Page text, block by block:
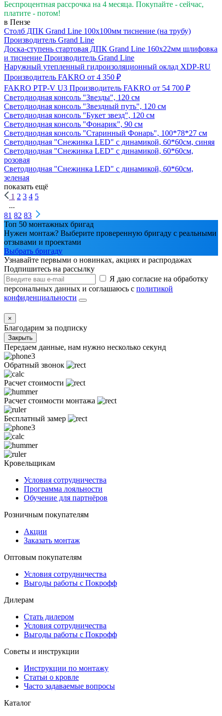
Беспроцентная рассрочка на 4 месяца. Покупайте - сейчас,
платите - потом!
в Пензе
Столб ДПК Grand Line 100х100мм тиснение (на трубу)
Производитель Grand Line
Доска-ступень стартовая ДПК Grand Line 160х22мм шлифовка
и тиснение Производитель Grand Line
Наружный утепленный гидроизоляционный оклад XDP-RU
Производитель FAKRO от 4 350 ₽
FAKRO PTP-V U3 Производитель FAKRO от 54 700 ₽
Светодиодная консоль "Звезды", 120 см
Светодиодная консоль "Звездный путь", 120 см
Светодиодная консоль "Букет звезд", 120 см
Светодиодная консоль "Фонарик", 90 см
Светодиодная консоль "Старинный Фонарь", 100*78*27 см
Светодиодная "Снежинка LED" с динамикой, 60*60см, синяя
Светодиодная "Снежинка LED" с динамикой, 60*60см,
розовая
Светодиодная "Снежинка LED" с динамикой, 60*60см,
зеленая
показать ещё
1 2 3 4 5
...
81 82 83
Топ 50 монтажных бригад
Нужен монтаж? Выберите проверенную бригаду с реальными
отзывами и проектами
Выбрать бригаду
Узнавайте первыми о новинках, акциях и распродажах
Подпишитесь на рассылку
Я даю согласие на обработку
персональных данных и соглашаюсь с политикой
конфиденциальности
×
Благодарим за подписку
Закрыть
Передаем данные, нам нужно несколько секунд
Обратный звонок
Расчет стоимости
Расчет стоимости монтажа
Бесплатный замер
Кровельщикам
Условия сотрудничества
Программа лояльности
Обучение для партнёров
Розничным покупателям
Акции
Заказать монтаж
Оптовым покупателям
Условия сотрудничества
Выгоды работы с Покрофф
Дилерам
Стать дилером
Условия сотрудничества
Выгоды работы с Покрофф
Советы и инструкции
Инструкции по монтажу
Статьи о кровле
Часто задаваемые вопросы
Каталог